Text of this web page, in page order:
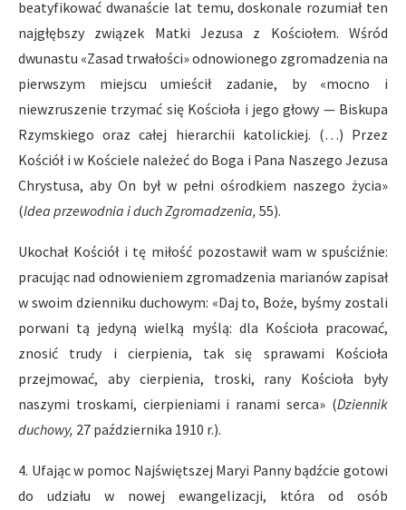
beatyfikować dwanaście lat temu, doskonale rozumiał ten
najgłębszy związek Matki Jezusa z Kościołem. Wśród
dwunastu «Zasad trwałości» odnowionego zgromadzenia na
pierwszym miejscu umieścił zadanie, by «mocno i
niewzruszenie trzymać się Kościoła i jego głowy — Biskupa
Rzymskiego oraz całej hierarchii katolickiej. (…) Przez
Kościół i w Kościele należeć do Boga i Pana Naszego Jezusa
Chrystusa, aby On był w pełni ośrodkiem naszego życia»
(Idea przewodnia i duch Zgromadzenia, 55).
Ukochał Kościół i tę miłość pozostawił wam w spuściźnie:
pracując nad odnowieniem zgromadzenia marianów zapisał
w swoim dzienniku duchowym: «Daj to, Boże, byśmy zostali
porwani tą jedyną wielką myślą: dla Kościoła pracować,
znosić trudy i cierpienia, tak się sprawami Kościoła
przejmować, aby cierpienia, troski, rany Kościoła były
naszymi troskami, cierpieniami i ranami serca» (Dziennik
duchowy, 27 października 1910 r.).
4. Ufając w pomoc Najświętszej Maryi Panny bądźcie gotowi
do udziału w nowej ewangelizacji, która od osób